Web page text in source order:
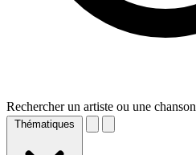
Rechercher un artiste ou une chanson
Thématiques